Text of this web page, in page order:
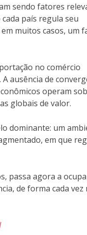
sendo fatores
país regula seu
muitos casos, um
no comércio
ausência de
operam sob
globais de valor.
dominante: um
em que
passa agora a
de forma cada vez